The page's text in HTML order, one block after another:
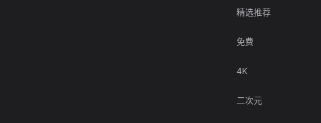
精选推荐
免费
4K
二次元